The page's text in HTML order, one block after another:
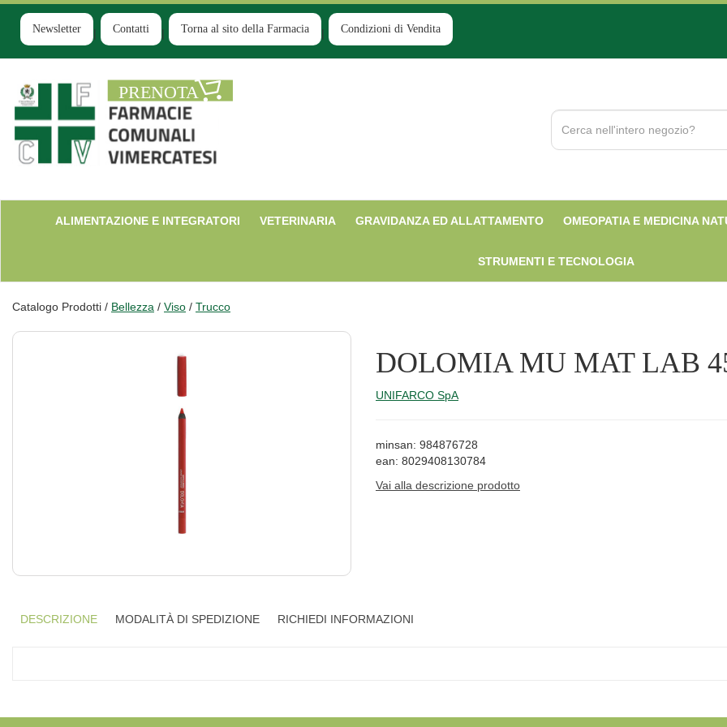
Passa
contenuto
principale
Newsletter Contatti Torna al sito della Farmacia Condizioni di Vendita
Farmacia
Comunale
Cerca
Prodotto
ALIMENTAZIONE E INTEGRATORI VETERINARIA GRAVIDANZA ED ALLATTAMENTO OMEOPATIA E MEDICINA
STRUMENTI E TECNOLOGIA
Catalogo Prodotti / Bellezza / Viso / Trucco
DOLOMIA MU MAT LAB
UNIFARCO SpA
minsan: 984876728
ean: 8029408130784
Vai alla descrizione prodotto
DESCRIZIONE MODALITÀ DI SPEDIZIONE RICHIEDI INFORMAZIONI